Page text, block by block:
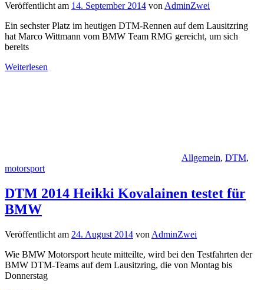
Veröffentlicht am 14. September 2014 von AdminZwei
Ein sechster Platz im heutigen DTM-Rennen auf dem Lausitzring
hat Marco Wittmann vom BMW Team RMG gereicht, um sich
bereits
Weiterlesen
Allgemein, DTM,
motorsport
DTM 2014 Heikki Kovalainen testet für
BMW
Veröffentlicht am 24. August 2014 von AdminZwei
Wie BMW Motorsport heute mitteilte, wird bei den Testfahrten der
BMW DTM-Teams auf dem Lausitzring, die von Montag bis
Donnerstag